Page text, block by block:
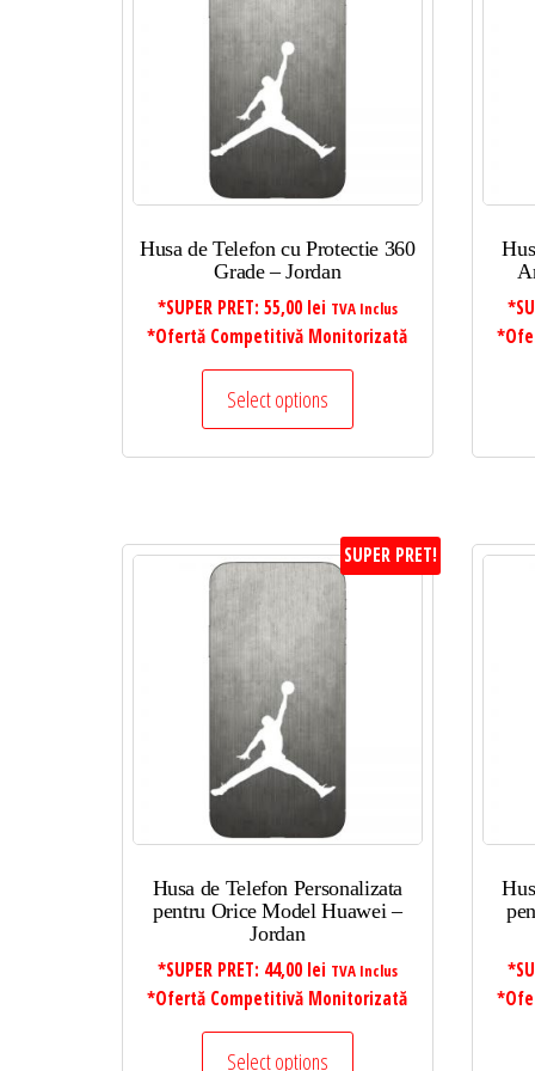
Husa de Telefon cu Protectie 360
Grade – Jordan
*SUPER PRET: 55,00 lei TVA Inclus
*Ofertă Competitivă Monitorizată
Select options
SUPER PRET!
Husa de Telefon Personalizata
pentru Orice Model Huawei –
Jordan
*SUPER PRET: 44,00 lei TVA Inclus
*Ofertă Competitivă Monitorizată
Select options